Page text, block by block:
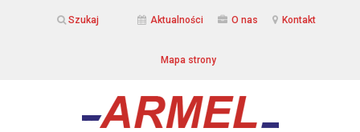
Szukaj Aktualności O nas Kontakt
Mapa strony